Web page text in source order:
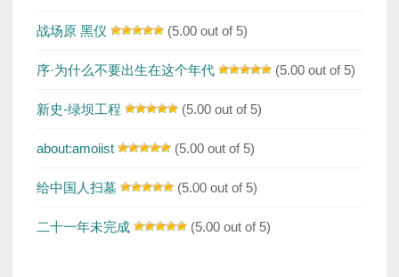
战场原 黑仪 (5.00 out of 5)
序·为什么不要出生在这个年代 (5.00 out of 5)
新史-绿坝工程 (5.00 out of 5)
about:amoiist (5.00 out of 5)
给中国人扫墓 (5.00 out of 5)
二十一年未完成 (5.00 out of 5)